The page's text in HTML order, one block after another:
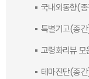
국내외동향(
특별기고(종
고령화리뷰
테마진단(종